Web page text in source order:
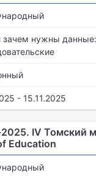
зачем нужны данные:
- 15.11.2025
2025. IV
Education